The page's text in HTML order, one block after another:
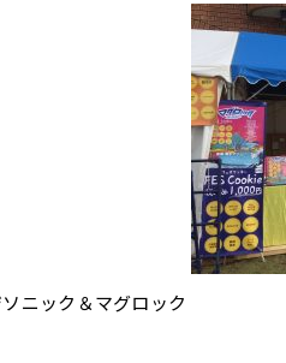
ニック＆マグロック